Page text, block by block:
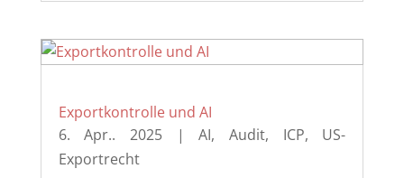
Exportkontrolle und AI
6. Apr.. 2025 |AI, Audit, ICP, US-
Exportrecht